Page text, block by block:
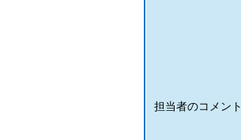
担当者のコメント